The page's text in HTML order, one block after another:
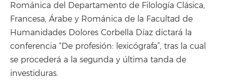
Románica del Departamento de Filología Clásica,
Francesa, Árabe y Románica de la Facultad de
Humanidades Dolores Corbella Díaz dictará la
conferencia “De profesión: lexicógrafa”, tras la cual
se procederá a la segunda y última tanda de
investiduras.